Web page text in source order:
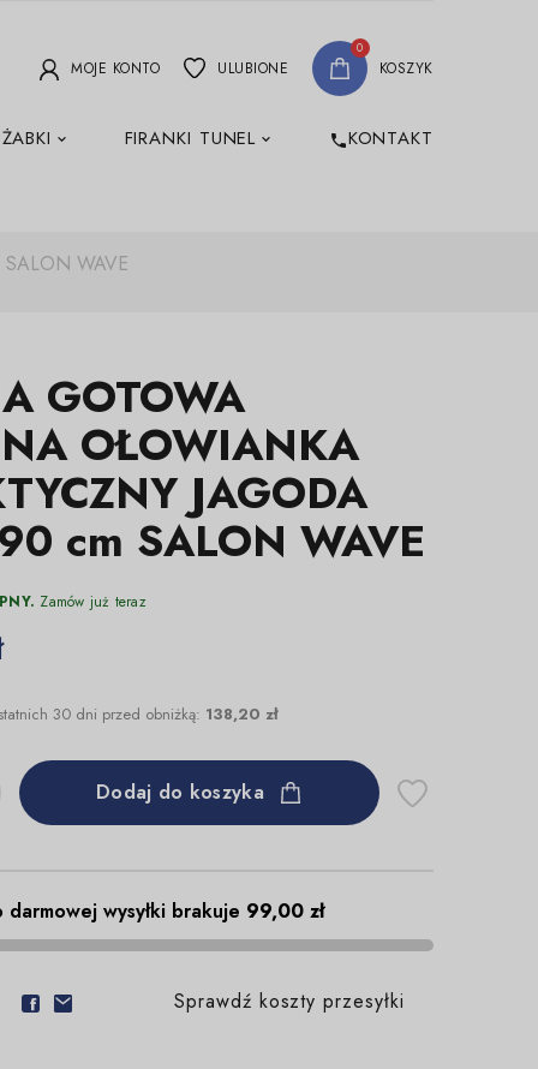
MOJE KONTO ULUBIONE
0
KOSZYK
FIRANKI TUNEL phoneKONTAKT
WAVE
GOTOWA
OŁOWIANKA
JAGODA
cm SALON WAVE
Zamów już teraz
30 dni przed obniżką: 138,20 zł
Dodaj do koszyka
darmowej wysyłki brakuje 99,00 zł
Sprawdź koszty przesyłki